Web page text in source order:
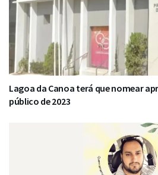
Lagoa da Canoa terá que nomear
público de 2023